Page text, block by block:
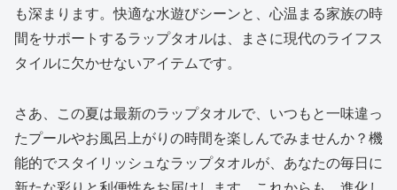
も深まります。快適な水遊びシーンと、心温まる家族の時
間をサポートするラップタオルは、まさに現代のライフス
タイルに欠かせないアイテムです。
さあ、この夏は最新のラップタオルで、いつもと一味違っ
たプールやお風呂上がりの時間を楽しんでみませんか？機
能的でスタイリッシュなラップタオルが、あなたの毎日に